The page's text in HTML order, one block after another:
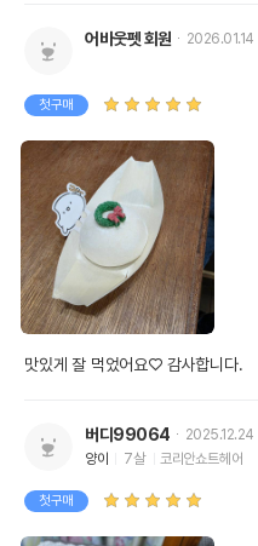
어바웃펫 회원 2026.01.14
첫구매
맛있게 잘 먹었어요♡ 감사합니다.
버디99064
2025.12.24
양이
7살 코리안쇼트헤어
첫구매